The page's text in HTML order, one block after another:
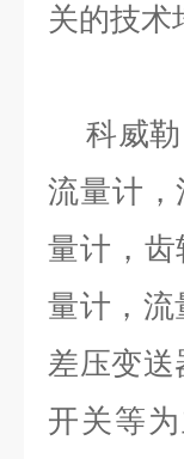
关的技术
科威
流量计
量计，
量计，流
差压变
开关等